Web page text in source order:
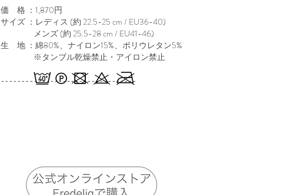
価 格 ：1,870円
サイズ ：レディス (約 22.5-25 cm / EU36-40)
メンズ (約 25.5-28 cm / EU41-46)
生 地 ：綿80%、ナイロン15%、ポリウレタン5%
※タンブル乾燥禁止・アイロン禁止
---------------------------------